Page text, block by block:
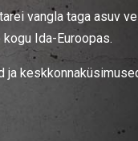
vangla taga asuv
Ida-Euroopas.
ja